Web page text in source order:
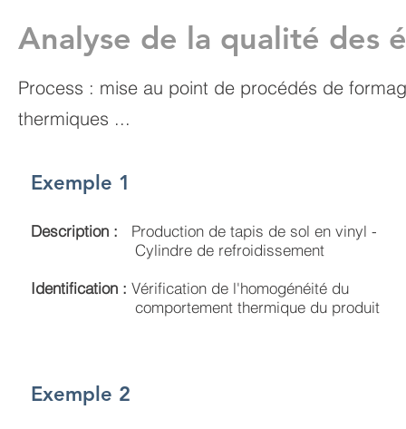
Analyse de la qualité des
Process : mise au point de procédés de
thermiques ...
Exemple 1
Description : Production de tapis de sol en vinyl -
Cylindre de refroidissement
Identification : Vérification de l'homogénéité du
comportement thermique du produit
Exemple 2